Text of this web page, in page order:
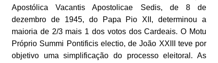
Apostólica Vacantis Apostolicae Sedis, de 8 de
dezembro de 1945, do Papa Pio XII, determinou a
maioria de 2/3 mais 1 dos votos dos Cardeais. O Motu
Próprio Summi Pontificis electio, de João XXIII teve por
objetivo uma simplificação do processo eleitoral. As